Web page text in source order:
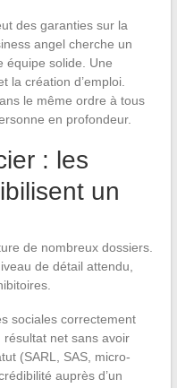
des garanties sur la
angel cherche un
équipe solide. Une
la création d’emploi.
le même ordre à tous
en profondeur.
: les
un
de nombreux dossiers.
de détail attendu,
sociales correctement
net sans avoir
(SARL, SAS, micro-
auprès d’un